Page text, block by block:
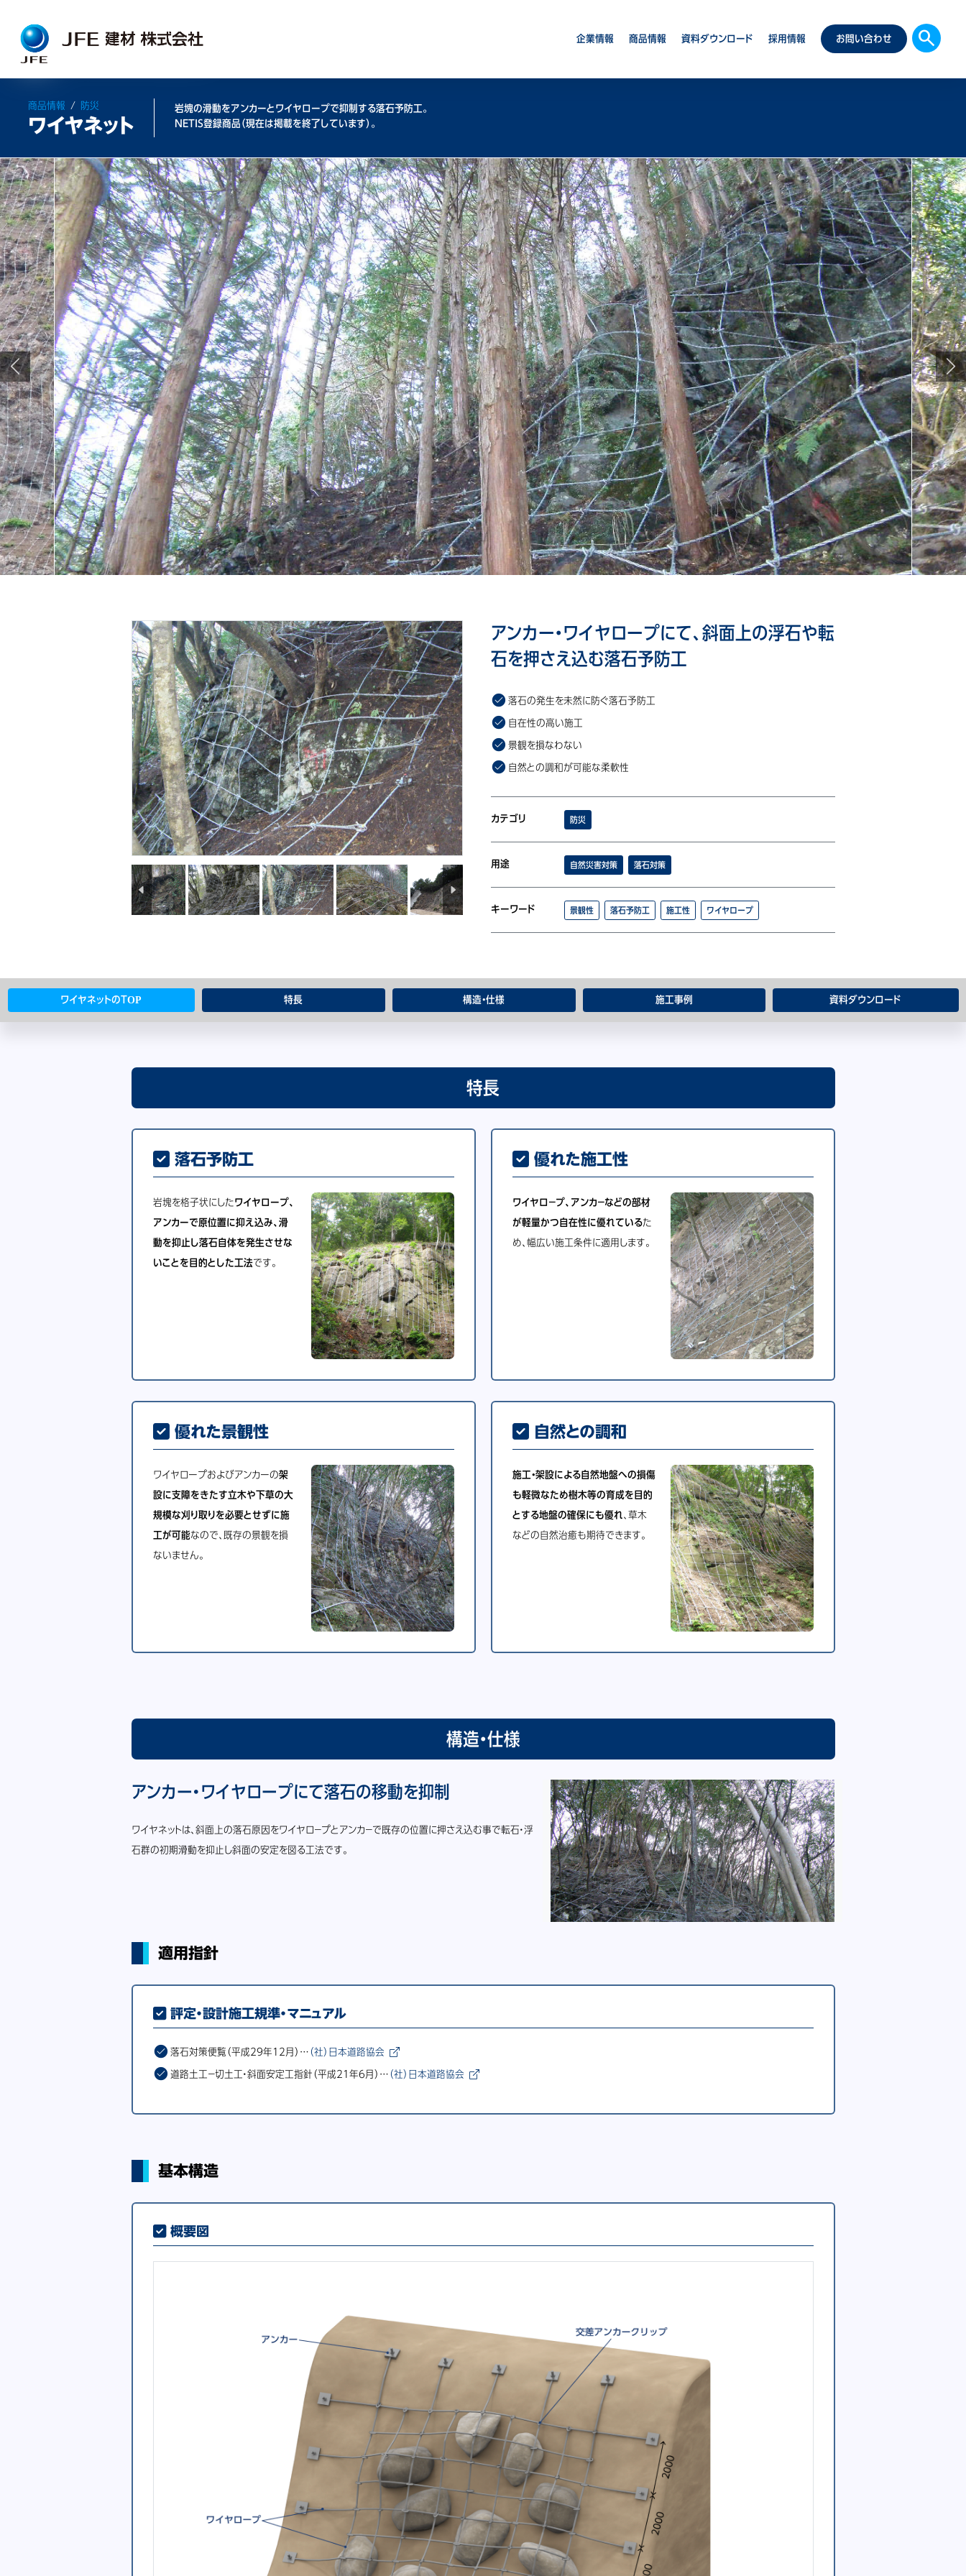
企業情報 商品情報 資料ダウンロード 採用情報 お問い合わせ search
商品情報 / 防災
ワイヤネット
岩塊の滑動をアンカーとワイヤロープで抑制する落石予防工。
NETIS登録商品（現在は掲載を終了しています）。
アンカー・ワイヤロープにて、斜面上の浮石や転
石を押さえ込む落石予防工
落石の発生を未然に防ぐ落石予防工
自在性の高い施工
景観を損なわない
自然との調和が可能な柔軟性
カテゴリ 防災
用途 自然災害対策 落石対策
キーワード 景観性 落石予防工 施工性 ワイヤロープ
ワイヤネットのTOP 特長 構造・仕様 施工事例 資料ダウンロード
特長
落石予防工
岩塊を格子状にしたワイヤロープ、
アンカーで原位置に抑え込み、滑
動を抑止し落石自体を発生させな
いことを目的とした工法です。
優れた施工性
ワイヤロ－プ、アンカ－などの部材
が軽量かつ自在性に優れているた
め、幅広い施工条件に適用します。
優れた景観性
ワイヤロープおよびアンカーの架
設に支障をきたす立木や下草の大
規模な刈り取りを必要とせずに施
工が可能なので、既存の景観を損
ないません。
自然との調和
施工・架設による自然地盤への損傷
も軽微なため樹木等の育成を目的
とする地盤の確保にも優れ、草木
などの自然治癒も期待できます。
構造・仕様
アンカー・ワイヤロープにて落石の移動を抑制
ワイヤネットは、斜面上の落石原因をワイヤロ－プとアンカ－で既存の位置に押さえ込む事で転石・浮
石群の初期滑動を抑止し斜面の安定を図る工法です。
適用指針
評定・設計施工規準・マニュアル
落石対策便覧（平成29年12月）… （社）日本道路協会
道路土工－切土工・斜面安定工指針（平成21年6月）… （社）日本道路協会
基本構造
概要図